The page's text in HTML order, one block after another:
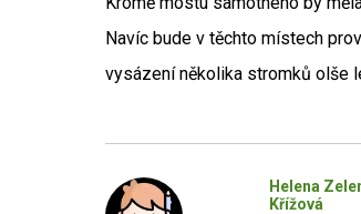
Navíc bude v těchto místech
vysázení několika stromků olše
Helena
Křížová